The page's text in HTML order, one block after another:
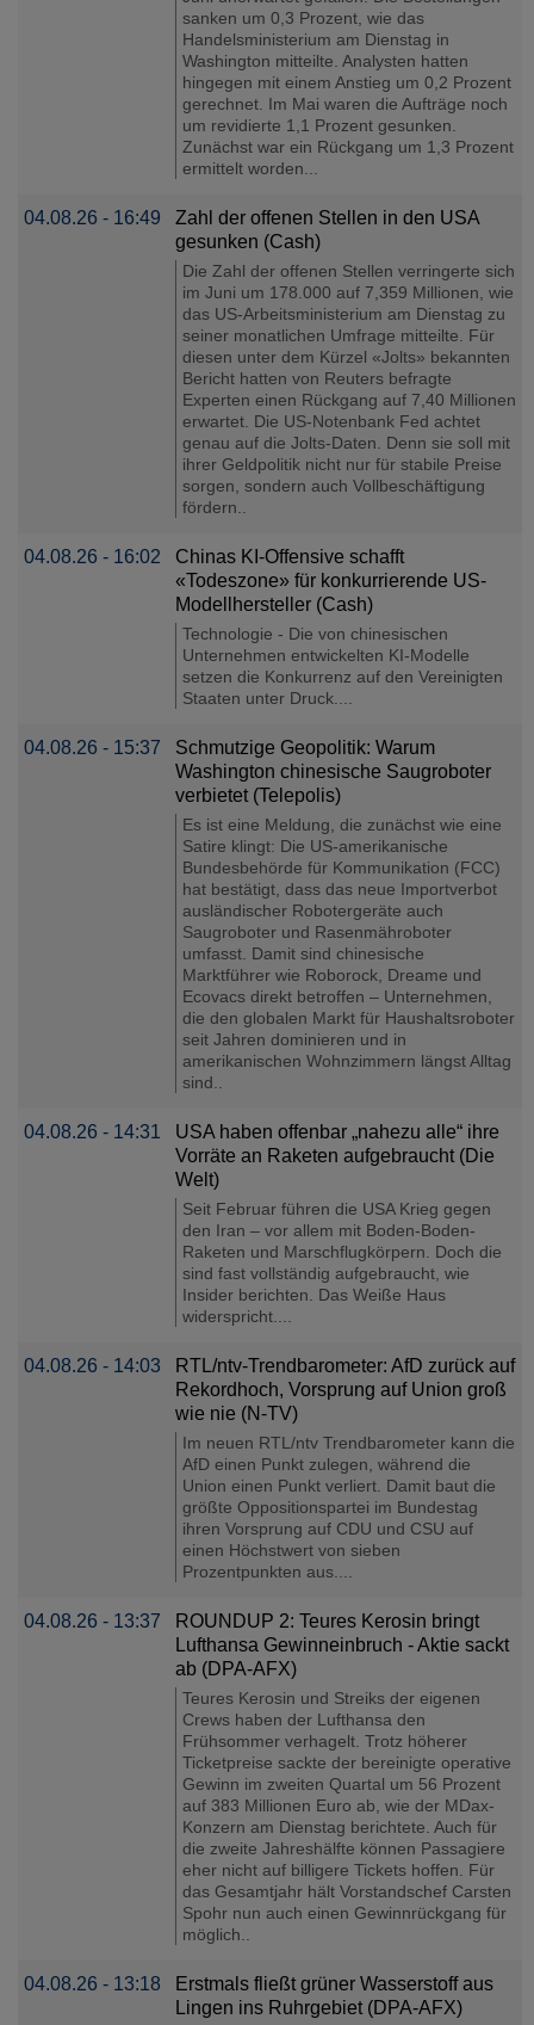
sanken um 0,3 Prozent, wie das
Handelsministerium am Dienstag in
Washington mitteilte. Analysten hatten
hingegen mit einem Anstieg um 0,2 Prozent
gerechnet. Im Mai waren die Aufträge noch
um revidierte 1,1 Prozent gesunken.
Zunächst war ein Rückgang um 1,3 Prozent
ermittelt worden...
04.08.26 - 16:49
Zahl der offenen Stellen in den USA
gesunken (Cash)
Die Zahl der offenen Stellen verringerte ⁠sich
im Juni um 178.000 auf 7,359 Millionen, ‌wie
das US-Arbeitsministerium am ‌Dienstag zu ​
seiner monatlichen Umfrage mitteilte. Für
diesen unter dem Kürzel «Jolts» bekannten
Bericht hatten von Reuters befragte
Experten einen Rückgang auf ‌7,40 Millionen
erwartet. Die US-Notenbank Fed achtet
genau auf die Jolts-Daten. Denn sie soll ​mit
ihrer Geldpolitik nicht nur ​für stabile Preise
sorgen, ​sondern auch Vollbeschäftigung
fördern..
04.08.26 - 16:02
Chinas KI-Offensive schafft
«Todeszone» für konkurrierende US-
Modellhersteller (Cash)
Technologie - Die von chinesischen
Unternehmen entwickelten KI-Modelle
setzen die Konkurrenz auf den Vereinigten
Staaten unter Druck....
04.08.26 - 15:37
Schmutzige Geopolitik: Warum
Washington chinesische Saugroboter
verbietet (Telepolis)
Es ist eine Meldung, die zunächst wie eine
Satire klingt: Die US-amerikanische
Bundesbehörde für Kommunikation (FCC)
hat bestätigt, dass das neue Importverbot
ausländischer Robotergeräte auch
Saugroboter und Rasenmähroboter
umfasst. Damit sind chinesische
Marktführer wie Roborock, Dreame und
Ecovacs direkt betroffen – Unternehmen,
die den globalen Markt für Haushaltsroboter
seit Jahren dominieren und in
amerikanischen Wohnzimmern längst Alltag
sind..
04.08.26 - 14:31
USA haben offenbar „nahezu alle“ ihre
Vorräte an Raketen aufgebraucht (Die
Welt)
Seit Februar führen die USA Krieg gegen
den Iran – vor allem mit Boden-Boden-
Raketen und Marschflugkörpern. Doch die
sind fast vollständig aufgebraucht, wie
Insider berichten. Das Weiße Haus
widerspricht....
04.08.26 - 14:03
RTL/ntv-Trendbarometer: AfD zurück auf
Rekordhoch, Vorsprung auf Union groß
wie nie (N-TV)
Im neuen RTL/ntv Trendbarometer kann die
AfD einen Punkt zulegen, während die
Union einen Punkt verliert. Damit baut die
größte Oppositionspartei im Bundestag
ihren Vorsprung auf CDU und CSU auf
einen Höchstwert von sieben
Prozentpunkten aus....
04.08.26 - 13:37
ROUNDUP 2: Teures Kerosin bringt
Lufthansa Gewinneinbruch - Aktie sackt
ab (DPA-AFX)
Teures Kerosin und Streiks der eigenen
Crews haben der Lufthansa den
Frühsommer verhagelt. Trotz höherer
Ticketpreise sackte der bereinigte operative
Gewinn im zweiten Quartal um 56 Prozent
auf 383 Millionen Euro ab, wie der MDax-
Konzern am Dienstag berichtete. Auch für
die zweite Jahreshälfte können Passagiere
eher nicht auf billigere Tickets hoffen. Für
das Gesamtjahr hält Vorstandschef Carsten
Spohr nun auch einen Gewinnrückgang für
möglich..
04.08.26 - 13:18
Erstmals fließt grüner Wasserstoff aus
Lingen ins Ruhrgebiet (DPA-AFX)